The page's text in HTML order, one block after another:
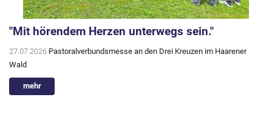
"Mit hörendem Herzen unterwegs sein."
27.07.2026 Pastoralverbundsmesse an den Drei Kreuzen im Haarener
Wald
mehr